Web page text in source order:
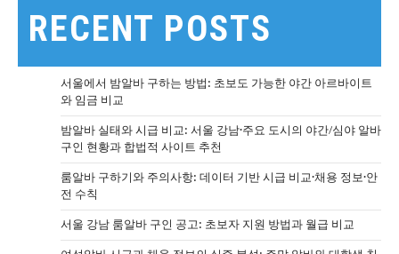
RECENT POSTS
서울에서 밤알바 구하는 방법: 초보도 가능한 야간 아르바이트
와 임금 비교
밤알바 실태와 시급 비교: 서울 강남·주요 도시의 야간/심야 알바
구인 현황과 합법적 사이트 추천
룸알바 구하기와 주의사항: 데이터 기반 시급 비교·채용 정보·안
전 수칙
서울 강남 룸알바 구인 공고: 초보자 지원 방법과 월급 비교